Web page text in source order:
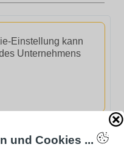
Einstellung kann
Unternehmens
und Cookies ...